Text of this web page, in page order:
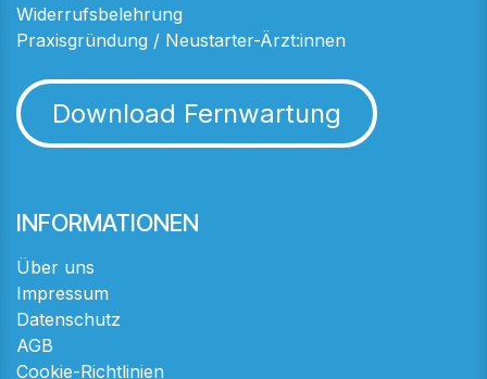
Widerrufsbelehrung
Praxisgründung / Neustarter-Ärzt:innen
Download Fernwartung
INFORMATIONEN
Über uns
Impressum
Datenschutz
AGB
Cookie-Richtlinien